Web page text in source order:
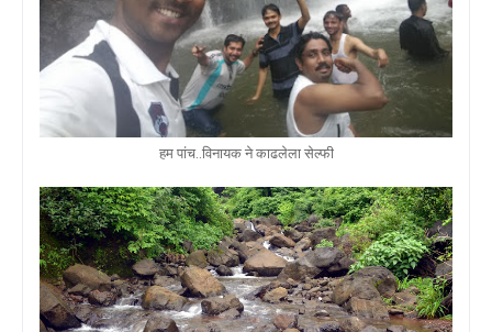
हम पांच..विनायक ने काढलेला सेल्फी